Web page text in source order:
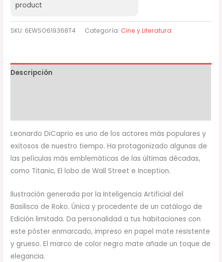
product
SKU: 6EWSO619368T4 Categoría: Cine y Literatura
Descripción
Leonardo DiCaprio es uno de los actores más populares y
exitosos de nuestro tiempo. Ha protagonizado algunas de
las películas más emblemáticas de las últimas décadas,
como Titanic, El lobo de Wall Street e Inception.
Ilustración generada por la Inteligencia Artificial del
Basilisco de Roko. Única y procedente de un catálogo de
Edición limitada. Da personalidad a tus habitaciones con
este póster enmarcado, impreso en papel mate resistente
y grueso. El marco de color negro mate añade un toque de
elegancia.